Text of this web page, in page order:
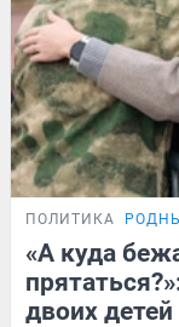
ПОЛИТИКА
«А куда
двоих